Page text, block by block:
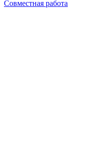
Совместная работа